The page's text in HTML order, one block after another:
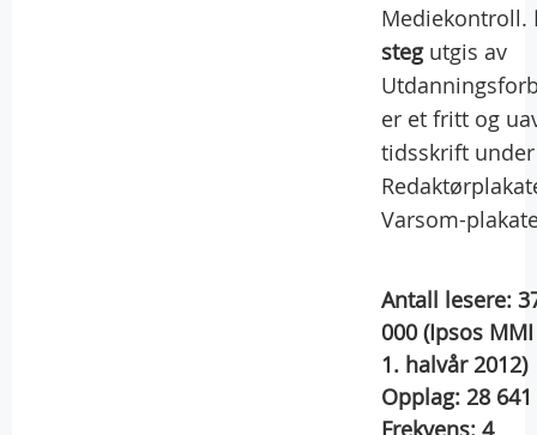
Mediekontroll.
stegutgis av
er et fritt og
tidsskrift under
Varsom-
Antall lesere:
000 (Ipsos MMI
1. halvår 2012)
Opplag: 28 641
Frekvens: 4